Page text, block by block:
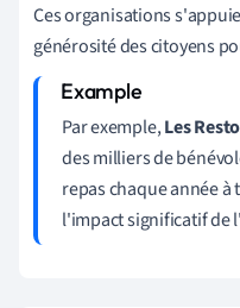
Ces organisations
générosité des citoyens
Par exemple,Les
des milliers de
repas chaque année
l'impact significatif de